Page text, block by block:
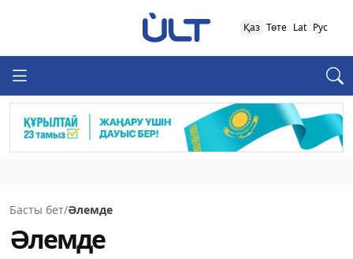
Қаз Төте Lat Рус
Басты бет/Әлемде
Әлемде